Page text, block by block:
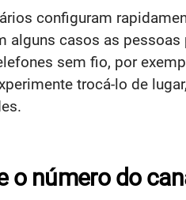
configuram
alguns casos as
sem fio, por
trocá-lo de
o número do